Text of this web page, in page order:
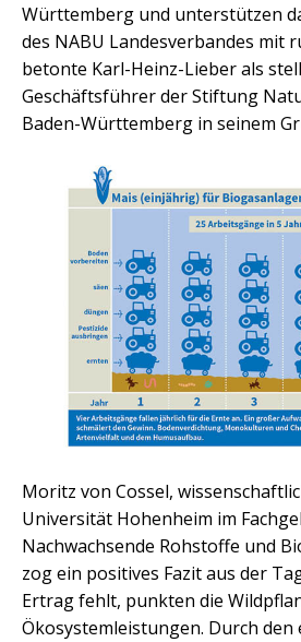
Württemberg und unterstützen
des NABU Landesverbandes mit
betonte Karl-Heinz-Lieber als
Geschäftsführer der Stiftung
Baden-Württemberg in seinem
Moritz von Cossel,
Universität Hohenheim im
Nachwachsende Rohstoffe und
zog ein positives Fazit aus der
Ertrag fehlt, punkten die
Ökosystemleistungen. Durch